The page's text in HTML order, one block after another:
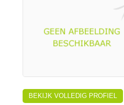
BEKIJK VOLLEDIG PROFIEL